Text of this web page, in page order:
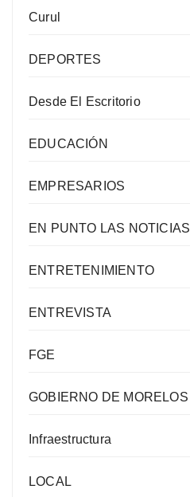
Curul
DEPORTES
Desde El Escritorio
EDUCACIÓN
EMPRESARIOS
EN PUNTO LAS NOTICIAS
ENTRETENIMIENTO
ENTREVISTA
FGE
GOBIERNO DE MORELOS
Infraestructura
LOCAL